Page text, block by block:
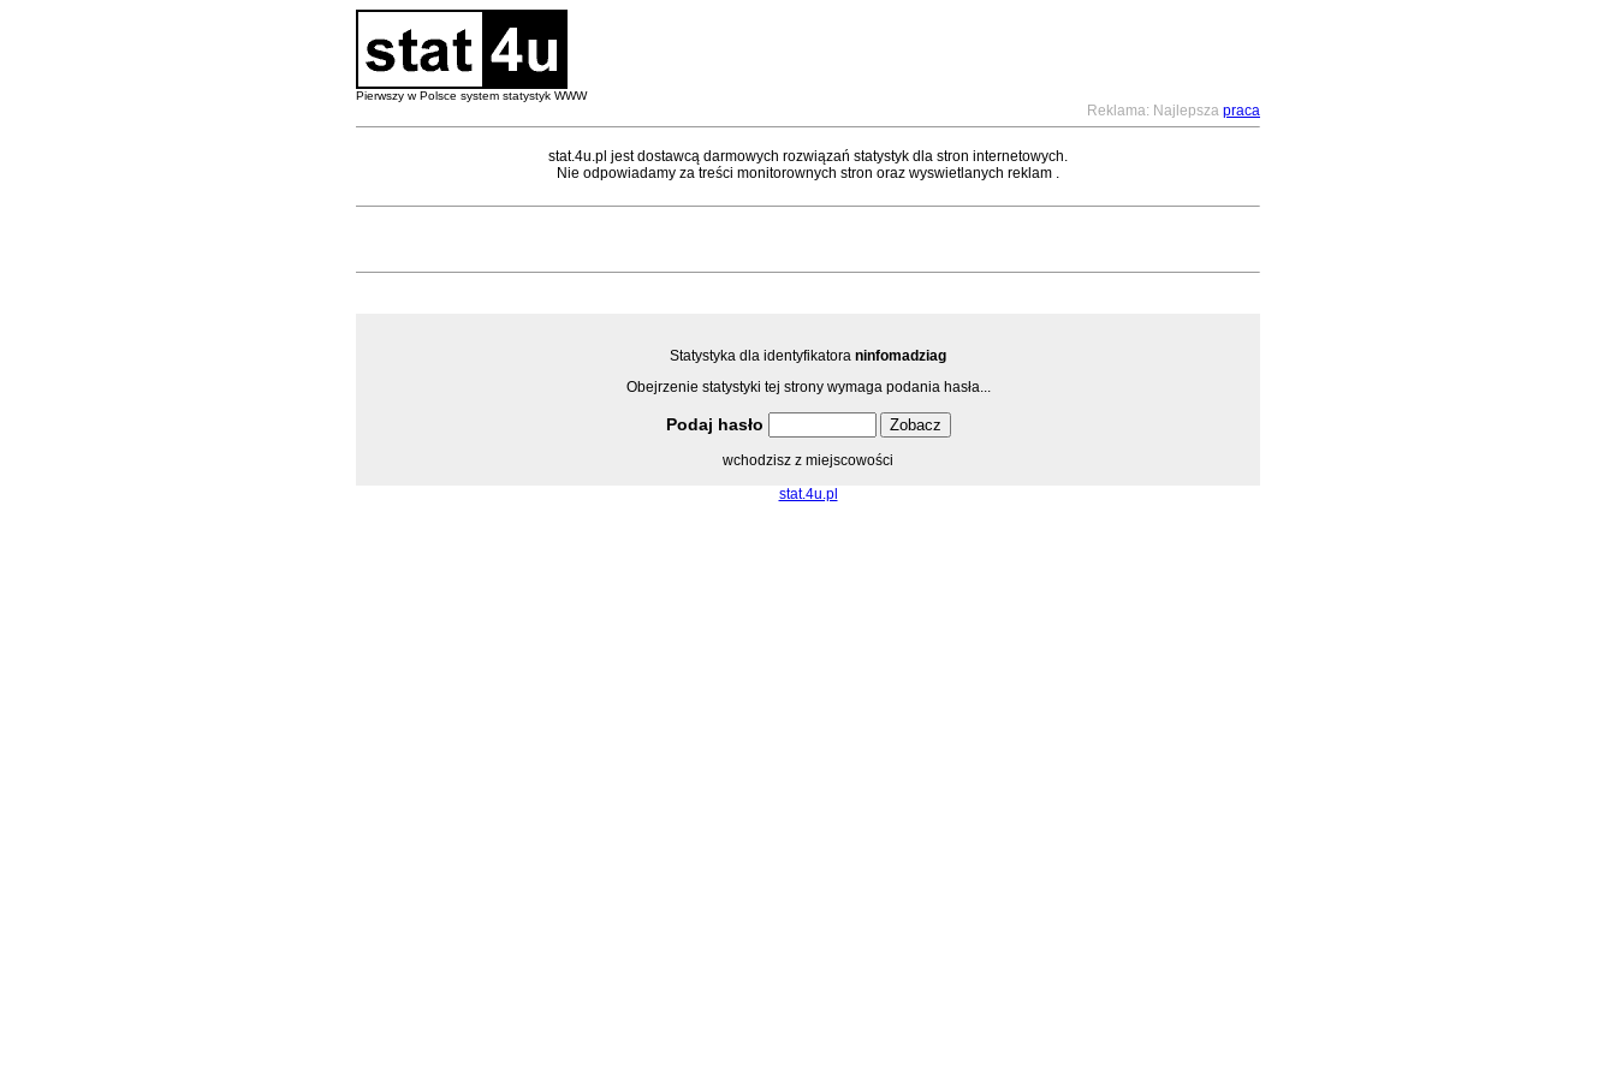
Pierwszy w Polsce system statystyk WWW
Reklama: Najlepsza praca
stat.4u.pl jest dostawcą darmowych rozwiązań statystyk dla stron internetowych.
Nie odpowiadamy za treści monitorownych stron oraz wyswietlanych reklam .
Statystyka dla identyfikatora ninfomadziag
Obejrzenie statystyki tej strony wymaga podania hasła...
Podaj hasło
wchodzisz z miejscowości
stat.4u.pl